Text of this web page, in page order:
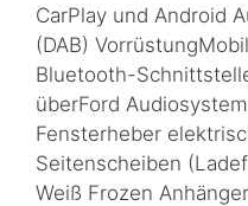
CarPlay und Android
(DAB)
Bluetooth-
überFord
Fensterheber
Seitenscheiben
Weiß Frozen